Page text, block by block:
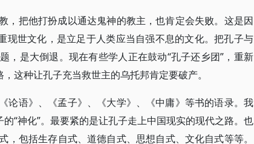
，把他打扮成以通达鬼神的教主，也肯定会失败。这是因
现世文化，是立足于人类应当自强不息的文化。把孔子与
，是大倒退。现在有些学人正在鼓动“孔子还乡团”，重新
这种让孔子充当救世主的乌托邦肯定要破产。
论语》、《孟子》、《大学》、《中庸》等书的语录。我
“神化”。最要紧的是让孔子走上中国现实的现代之路。也
包括生存自式、道德自式、思想自式、文化自式等等。